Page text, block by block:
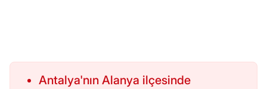
Antalya'nın Alanya ilçesinde